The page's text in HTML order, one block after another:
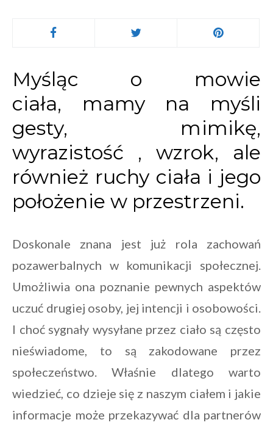
Myśląc o mowie
ciała, mamy na myśli
gesty, mimikę,
wyrazistość , wzrok, ale
również ruchy ciała i jego
położenie w przestrzeni.
Doskonale znana jest już rola zachowań
pozawerbalnych w komunikacji społecznej.
Umożliwia ona poznanie pewnych aspektów
uczuć drugiej osoby, jej intencji i osobowości.
I choć sygnały wysyłane przez ciało są często
nieświadome, to są zakodowane przez
społeczeństwo. Właśnie dlatego warto
wiedzieć, co dzieje się z naszym ciałem i jakie
informacje może przekazywać dla partnerów